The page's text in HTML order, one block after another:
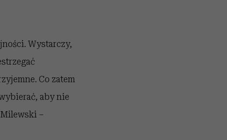
Wystarczy,
Co zatem
aby nie
–